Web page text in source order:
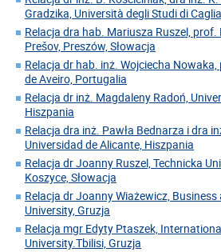
Gradzika, Università degli Studi di
Relacja dra hab. Mariusza Ruszel, prof.
Prešov, Preszów, Słowacja
Relacja dr hab. inż. Wojciecha
de Aveiro, Portugalia
Relacja dr inż. Magdaleny Radoń,
Hiszpania
Relacja dra inż. Pawła Bednarza i dra
Universidad de Alicante, Hiszpania
Relacja dr Joanny Ruszel, Technicka
Koszyce, Słowacja
Relacja dr Joanny Wiażewicz,
University, Gruzja
Relacja mgr Edyty Ptaszek,
University.Tbilisi, Gruzja